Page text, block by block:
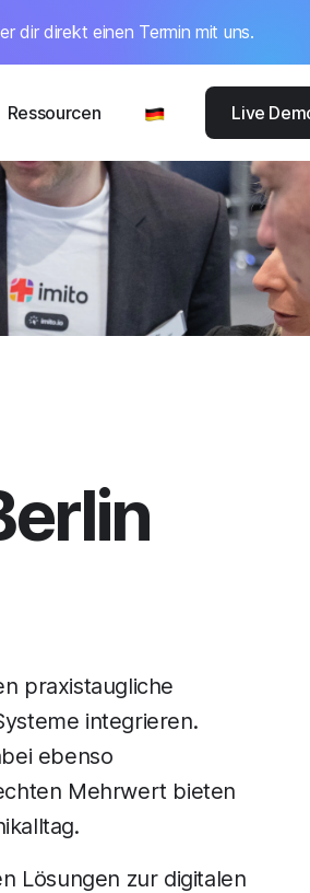
dir direkt einen Termin mit uns.
Ressourcen Live
praxistaugliche
integrieren.
ebenso
Mehrwert bieten
Lösungen zur digitalen